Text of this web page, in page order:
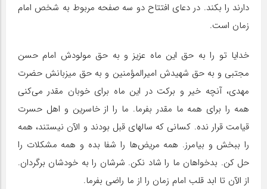
دارند را بکند. در دعای افتتاح دو سه صفحه مربوط به شخص امام
زمان است.
خدایا تو را به حق این ماه عزیز و به حق مولودش امام حسن
مجتبی و به حق شهیدش امیرالمؤمنین و به حق میزبانش حضرت
مهدی، آنچه خیر و برکت در این ماه برای خوبان مقدر می‌کنی
همه را برای همه ما مقدر بفرما. ما را از خاسرین و اهل حسرت
قیامت قرار نده. کسانی که سالهای قبل بودند و الآن نیستند، همه
را ببخش و بیامرز. همه مریض‌ها را شفا بده و همه مشکلات را
حل کن. بدخواهان ما را شاد نکن. شرشان را به خودشان برگردان.
از الآن تا ابد قلب امام زمان را از ما راضی بفرما.